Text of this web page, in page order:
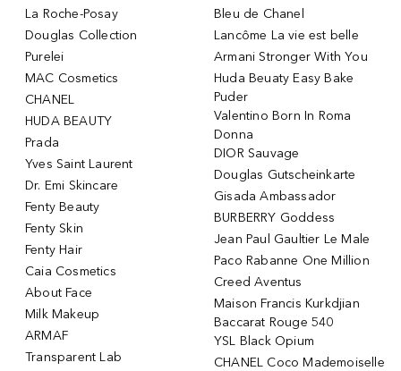
La Roche-Posay
Douglas Collection
Purelei
MAC Cosmetics
CHANEL
HUDA BEAUTY
Prada
Yves Saint Laurent
Dr. Emi Skincare
Fenty Beauty
Fenty Skin
Fenty Hair
Caia Cosmetics
About Face
Milk Makeup
ARMAF
Transparent Lab
Bleu de Chanel
Lancôme La vie est belle
Armani Stronger With You
Huda Beuaty Easy Bake
Puder
Valentino Born In Roma
Donna
DIOR Sauvage
Douglas Gutscheinkarte
Gisada Ambassador
BURBERRY Goddess
Jean Paul Gaultier Le Male
Paco Rabanne One Million
Creed Aventus
Maison Francis Kurkdjian
Baccarat Rouge 540
YSL Black Opium
CHANEL Coco Mademoiselle